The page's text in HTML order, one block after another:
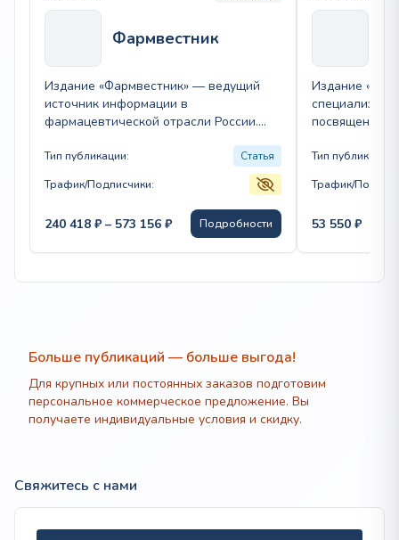
Фармвестник
Издание «Фармвестник» — ведущий
источник информации в
фармацевтической отрасли России.
новости, аналитика, законодательство,
Тип публикации:
Статья
Трафик/Подписчики:
240 418 ₽ – 573 156 ₽Диапазон
цен:
240
Подробности
Издание
посвященный
разделы:
Тип публикации:
Трафик/
53 550 ₽
Больше публикаций — больше выгода!
Для крупных или постоянных заказов подготовим
персональное коммерческое предложение. Вы
получаете индивидуальные условия и скидку.
Свяжитесь с нами